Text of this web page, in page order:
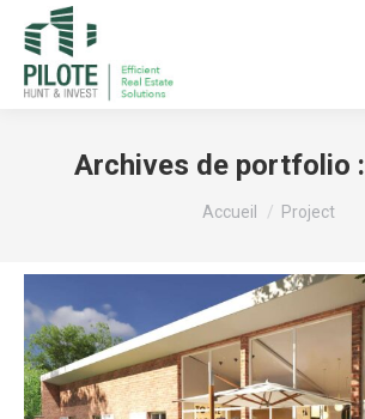
Archives de portfolio :
Vous êtes ici :
Accueil Project